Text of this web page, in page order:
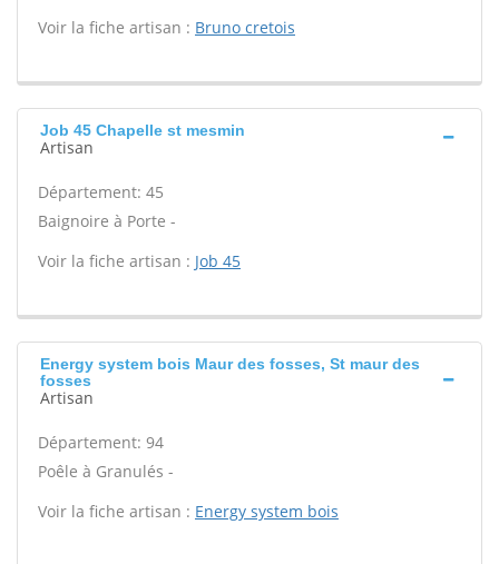
Voir la fiche artisan : Bruno cretois
Job 45 Chapelle st mesmin
Artisan
Département: 45
Baignoire à Porte -
Voir la fiche artisan : Job 45
Energy system bois Maur des fosses, St maur des
fosses
Artisan
Département: 94
Poêle à Granulés -
Voir la fiche artisan : Energy system bois